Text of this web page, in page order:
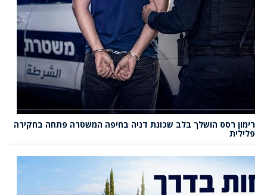
רימון רסס הושלך בלב שכונת דניה בחיפה המשטרה פתחה בחקירה
פלילית